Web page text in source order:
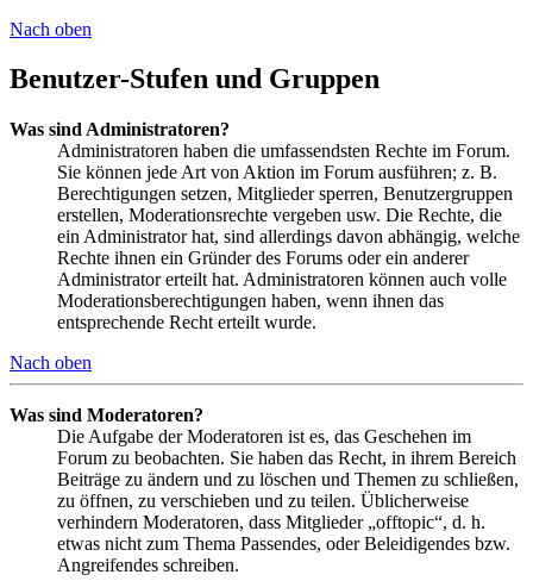
Nach oben
Benutzer-Stufen und Gruppen
Was sind Administratoren?
Administratoren haben die umfassendsten Rechte im Forum.
Sie können jede Art von Aktion im Forum ausführen; z. B.
Berechtigungen setzen, Mitglieder sperren, Benutzergruppen
erstellen, Moderationsrechte vergeben usw. Die Rechte, die
ein Administrator hat, sind allerdings davon abhängig, welche
Rechte ihnen ein Gründer des Forums oder ein anderer
Administrator erteilt hat. Administratoren können auch volle
Moderationsberechtigungen haben, wenn ihnen das
entsprechende Recht erteilt wurde.
Nach oben
Was sind Moderatoren?
Die Aufgabe der Moderatoren ist es, das Geschehen im
Forum zu beobachten. Sie haben das Recht, in ihrem Bereich
Beiträge zu ändern und zu löschen und Themen zu schließen,
zu öffnen, zu verschieben und zu teilen. Üblicherweise
verhindern Moderatoren, dass Mitglieder „offtopic“, d. h.
etwas nicht zum Thema Passendes, oder Beleidigendes bzw.
Angreifendes schreiben.